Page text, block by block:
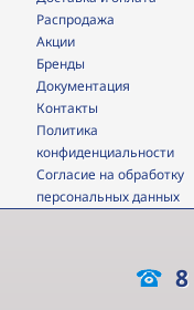
Распродажа
Акции
Бренды
Документация
Контакты
Политика
конфиденциальности
Согласие на обработку
персональных данных
8